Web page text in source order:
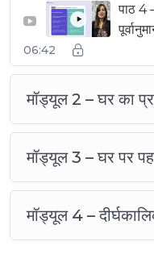
▶
पाठ 4
06:42
मॉड्यूल 2 – घर का
मॉड्यूल 3 – घर पर
मॉड्यूल 4 –